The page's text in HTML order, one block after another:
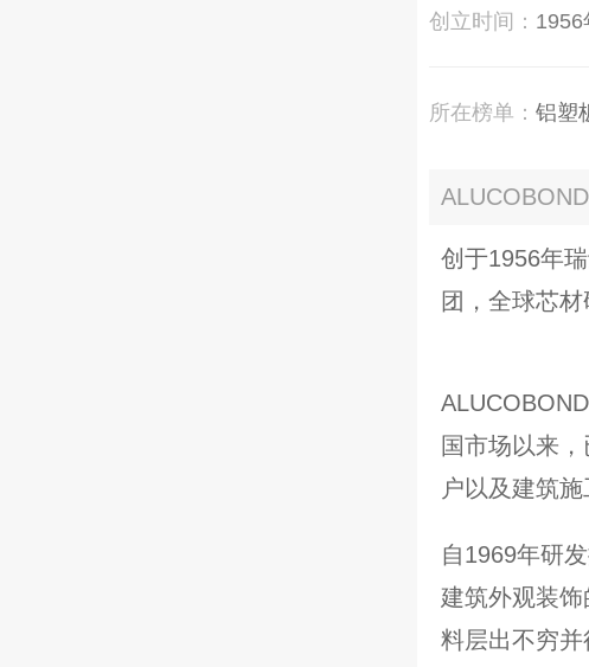
创立时间： 1956
所在榜单： 铝塑
创于1956年
团，全球芯
国市场以来
户以及建筑
自1969年研
建筑外观装
料层出不穷